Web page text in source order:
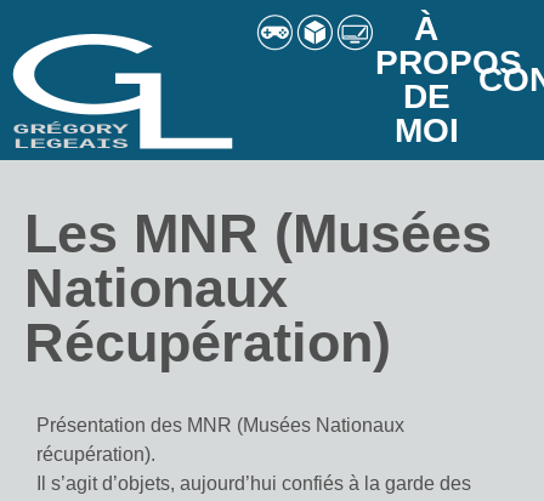
À
PROPOS
DE
MOI
Les MNR (Musées
Nationaux
Récupération)
Présentation des MNR (Musées Nationaux
récupération).
Il s’agit d’objets, aujourd’hui confiés à la garde des